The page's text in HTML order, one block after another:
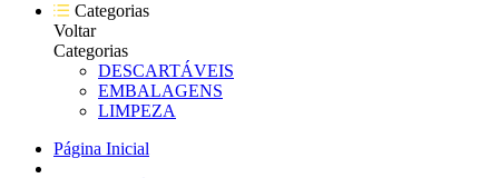
Categorias
Voltar
Categorias
DESCARTÁVEIS
EMBALAGENS
LIMPEZA
Página Inicial